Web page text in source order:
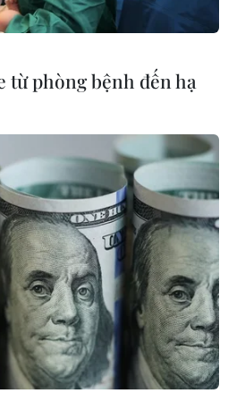
từ phòng bệnh đến hạ